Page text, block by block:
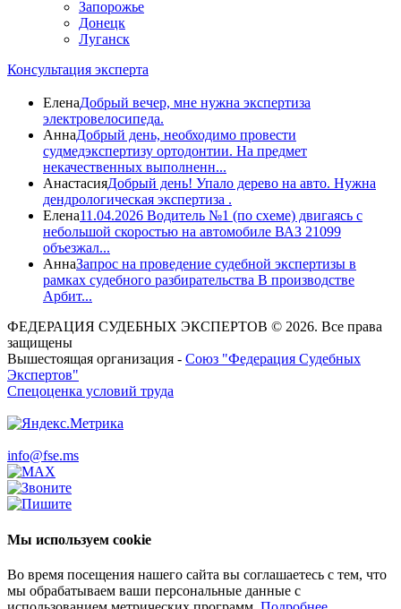
Запорожье
Донецк
Луганск
Консультация эксперта
ЕленаДобрый вечер, мне нужна экспертиза
электровелосипеда.
АннаДобрый день, необходимо провести
судмедэкспертизу ортодонтии. На предмет
некачественных выполненн...
АнастасияДобрый день! Упало дерево на авто. Нужна
дендрологическая экспертиза .
Елена11.04.2026 Водитель №1 (по схеме) двигаясь с
небольшой скоростью на автомобиле ВАЗ 21099
объезжал...
АннаЗапрос на проведение судебной экспертизы в
рамках судебного разбирательства В производстве
Арбит...
ФЕДЕРАЦИЯ СУДЕБНЫХ ЭКСПЕРТОВ © 2026. Все права
защищены
Вышестоящая организация - Союз "Федерация Судебных
Экспертов"
Спецоценка условий труда
info@fse.ms
Мы используем cookie
Во время посещения нашего сайта вы соглашаетесь с тем, что
мы обрабатываем ваши персональные данные с